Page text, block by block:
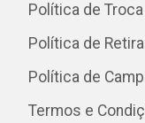
Política de
Política de
Política de
Termos e